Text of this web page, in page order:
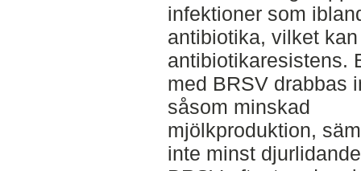
infektioner som
antibiotika, vilket
antibiotikaresistens.
med BRSV drabbas
såsom minskad
mjölkproduktion,
inte minst